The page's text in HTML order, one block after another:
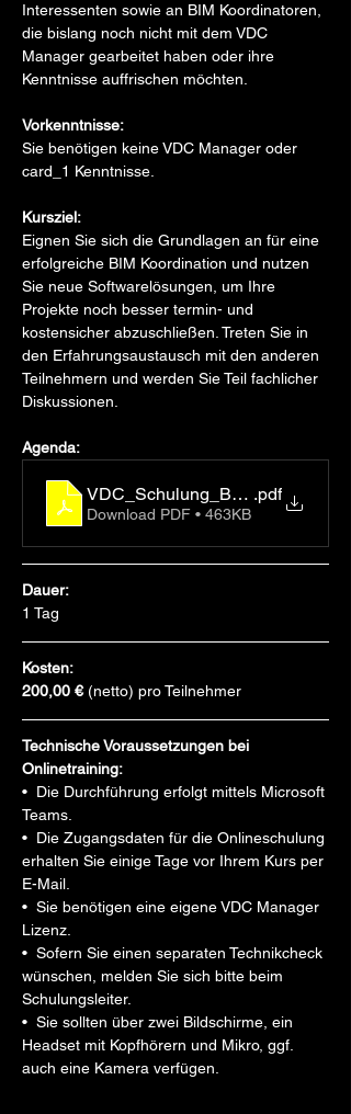
Interessenten sowie an BIM Koordinatoren,
die bislang noch nicht mit dem VDC
Manager gearbeitet haben oder ihre
Kenntnisse auffrischen möchten.
Vorkenntnisse:
Sie benötigen keine VDC Manager oder
card_1 Kenntnisse.
Kursziel:
Eignen Sie sich die Grundlagen an für eine
erfolgreiche BIM Koordination und nutzen
Sie neue Softwarelösungen, um Ihre
Projekte noch besser termin- und
kostensicher abzuschließen. Treten Sie in
den Erfahrungsaustausch mit den anderen
Teilnehmern und werden Sie Teil fachlicher
Diskussionen.
Agenda:
.pdf
Download PDF • 463KB
Dauer:
1 Tag
Kosten:
200,00 € (netto) pro Teilnehmer
Technische Voraussetzungen bei
Onlinetraining:
•  Die Durchführung erfolgt mittels Microsoft
Teams.
•  Die Zugangsdaten für die Onlineschulung
erhalten Sie einige Tage vor Ihrem Kurs per
E-Mail.
•  Sie benötigen eine eigene VDC Manager
Lizenz.
•  Sofern Sie einen separaten Technikcheck
wünschen, melden Sie sich bitte beim
Schulungsleiter.
•  Sie sollten über zwei Bildschirme, ein
Headset mit Kopfhörern und Mikro, ggf.
auch eine Kamera verfügen.